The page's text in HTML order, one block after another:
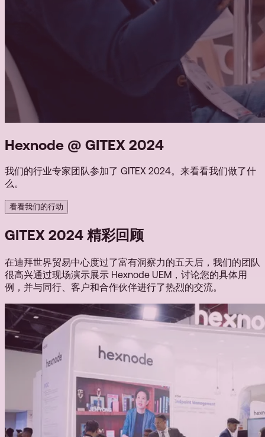
Hexnode @ GITEX 2024
我们的行业专家团队参加了 GITEX 2024。来看看我们做了什
么。
看看我们的行动
GITEX 2024 精彩回顾
在迪拜世界贸易中心度过了富有洞察力的五天后，我们的团队
很高兴通过现场演示展示 Hexnode UEM，讨论您的具体用
例，并与同行、客户和合作伙伴进行了热烈的交流。